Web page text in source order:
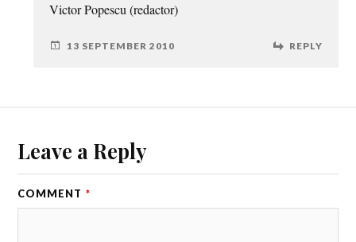
Victor Popescu (redactor)
13 SEPTEMBER 2010 REPLY
Leave a Reply
COMMENT *